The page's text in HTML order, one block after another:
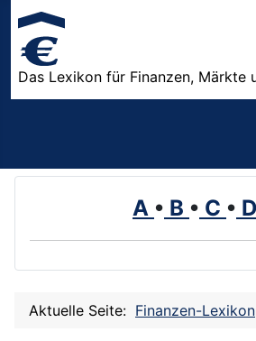
Das Lexikon für Finanzen, Märkte
A • B • C • D
Aktuelle Seite: Finanzen-Lexikon